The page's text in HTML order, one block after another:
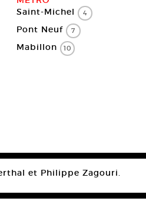
Saint-Michel
4
Pont Neuf 7
Mabillon 10
et Philippe Zagouri.